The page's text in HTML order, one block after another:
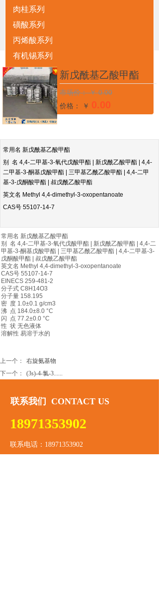
肉桂系列
磺酸系列
丙烯酸系列
有机锡系列
有机硅系列
有机胺系列
多元杂环
网站首页 丙烯酸系列
新戊酰基乙酸甲酯
市场价： ￥0.00
价格： ￥ 0.00
常用名 新戊酰基乙酸甲酯
别 名 4,4-二甲基-3-氧代戊酸甲酯 | 新戊酰乙酸甲酯 | 4,4-
二甲基-3-酮基戊酸甲酯 | 三甲基乙酰乙酸甲酯 | 4,4-二甲
基-3-戊酮酸甲酯 | 叔戊酰乙酸甲酯
英文名 Methyl 4,4-dimethyl-3-oxopentanoate
CAS号 55107-14-7
常用名 新戊酰基乙酸甲酯
别 名 4,4-二甲基-3-氧代戊酸甲酯 | 新戊酰乙酸甲酯 | 4,4-二
甲基-3-酮基戊酸甲酯 | 三甲基乙酰乙酸甲酯 | 4,4-二甲基-3-
戊酮酸甲酯 | 叔戊酰乙酸甲酯
英文名 Methyl 4,4-dimethyl-3-oxopentanoate
CAS号 55107-14-7
EINECS 259-481-2
分子式 C8H14O3
分子量 158.195
密 度 1.0±0.1 g/cm3
沸 点 184.0±8.0 °C
闪 点 77.2±0.0 °C
性 状 无色液体
溶解性 易溶于水的
上一个：
右旋氨基物
下一个：
(3s)-4-氯-3......
18971353902
联系电话：18971353902
联系我们​ CONTACT US